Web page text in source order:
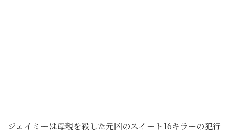
ジェイミーは母親を殺した元凶のスイート16キラーの犯行